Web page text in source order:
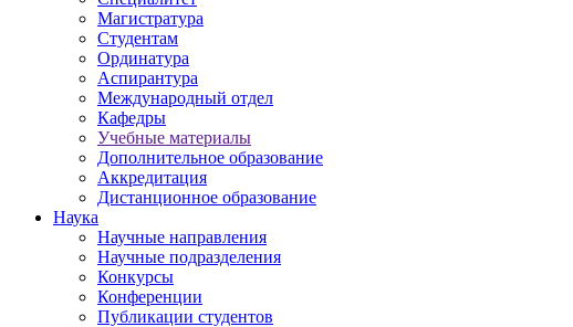
Магистратура
Студентам
Ординатура
Аспирантура
Международный отдел
Кафедры
Учебные материалы
Дополнительное образование
Аккредитация
Дистанционное образование
Наука
Научные направления
Научные подразделения
Конкурсы
Конференции
Публикации студентов